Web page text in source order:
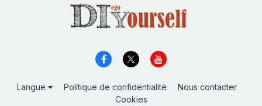
Langue Politique de confidentialité
Nous contacter
Cookies